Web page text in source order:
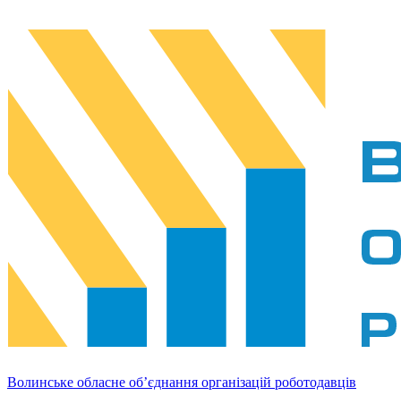
Волинське обласне об’єднання організацій роботодавців